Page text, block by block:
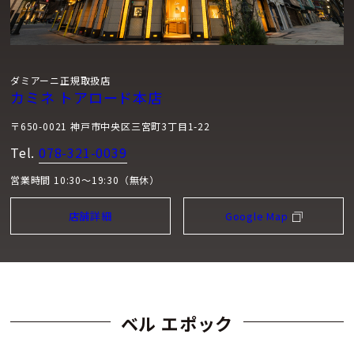
ダミアーニ正規取扱店
カミネ トアロード本店
〒650-0021 神戸市中央区三宮町3丁目1-22
Tel. 078-321-0039
営業時間 10:30～19:30（無休）
店舗詳細 Google Map
ベル エポック